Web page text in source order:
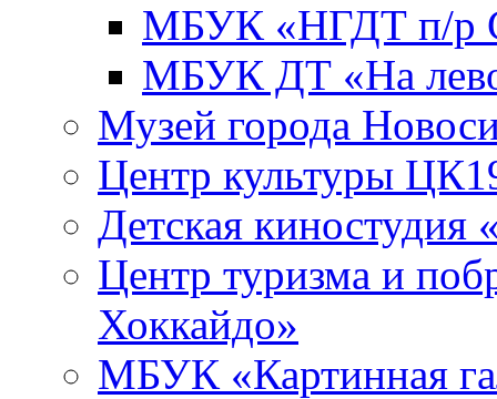
МБУК «НГДТ п/р
МБУК ДТ «На
Музей города
Центр культуры
Детская киностудия
Центр туризма и
Хоккайдо»
МБУК «Картинная